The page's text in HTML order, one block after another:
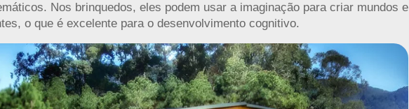
Nos brinquedos, eles podem usar a imaginação para criar mundos e
o que é excelente para o desenvolvimento cognitivo.